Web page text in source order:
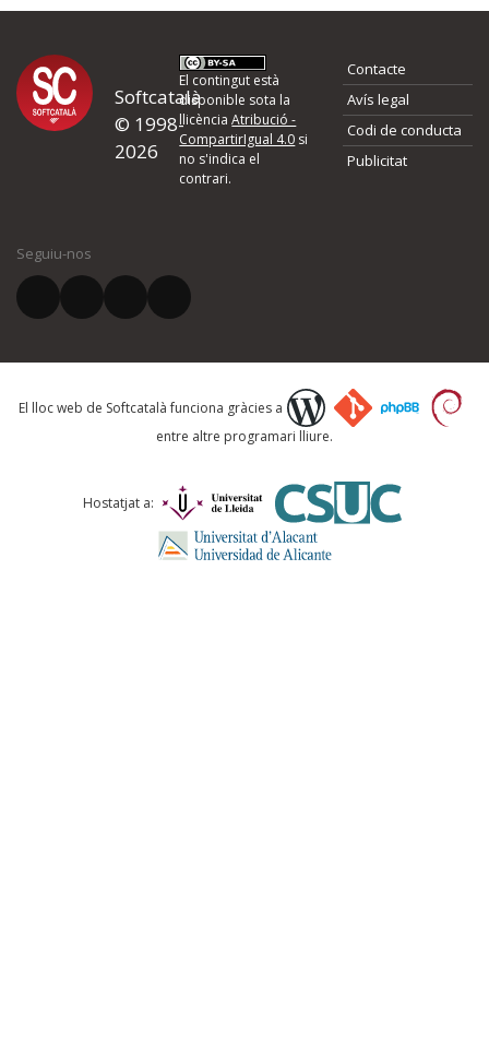
Softcatalà
© 1998-
2026
El contingut està
disponible sota la
llicènciaAtribució -
CompartirIgual 4.0 si
no s'indica el
contrari.
Contacte
Avís legal
Codi de conducta
Publicitat
Seguiu-nos
El lloc web de Softcatalà funciona gràcies a
entre altre programari lliure.
Hostatjat a: